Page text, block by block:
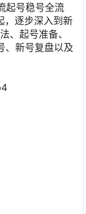
起号稳号全流
，逐步深入到新
、起号准备、
、新号复盘以及